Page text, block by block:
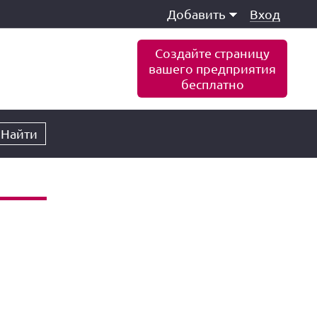
Добавить Вход
Создайте страницу
вашего предприятия
бесплатно
Найти